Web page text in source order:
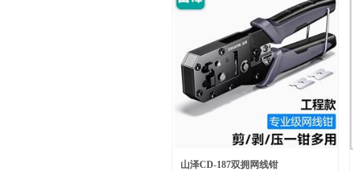
山泽CD-187双拥网线钳